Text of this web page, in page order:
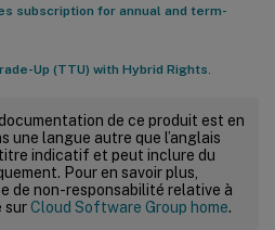
subscription for annual and term-
Up (TTU) with Hybrid Rights
de ce produit est en
une langue autre que l’anglais
indicatif et peut inclure du
Pour en savoir plus,
de non-responsabilité relative à
surCloud Software Group home.